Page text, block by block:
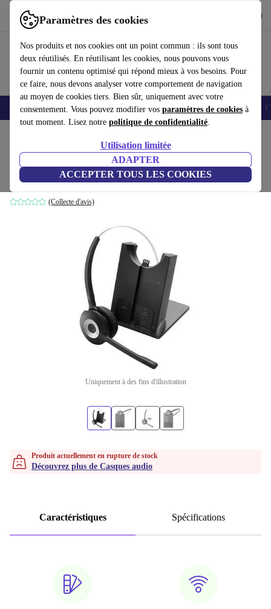
Paramètres des cookies
Nos produits et nos cookies ont un point commun : ils sont tous
deux réutilisés. En réutilisant les cookies, nous pouvons vous
fournir un contenu optimisé qui répond mieux à vos besoins. Pour
ce faire, nous devons analyser votre comportement de navigation
au moyen de cookies tiers. Bien sûr, uniquement avec votre
consentement. Vous pouvez modifier vos paramètres de cookies à
tout moment. Lisez notre politique de confidentialité.
Utilisation limitée
ADAPTER
ACCEPTER TOUS LES COOKIES
Utilisez refurbed rapidement et facilement
Smartphones Laptops Tablettes Montres connectées Accessoires
Jabra Pro 925 Double connectivité
noir
(Collecte d'avis)
Uniquement à des fins d'illustration
Produit actuellement en rupture de stock
Découvrez plus de Casques audio
Caractéristiques Spécifications